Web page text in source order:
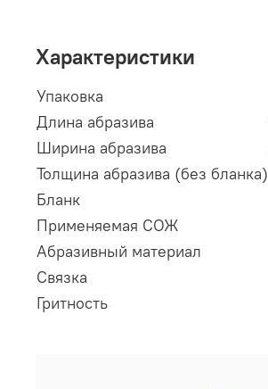
Характеристики
Упаковка
Длина абразива
Ширина абразива
Толщина абразива (без бланка)
Бланк
Применяемая СОЖ
Абразивный материал
Связка
Гритность